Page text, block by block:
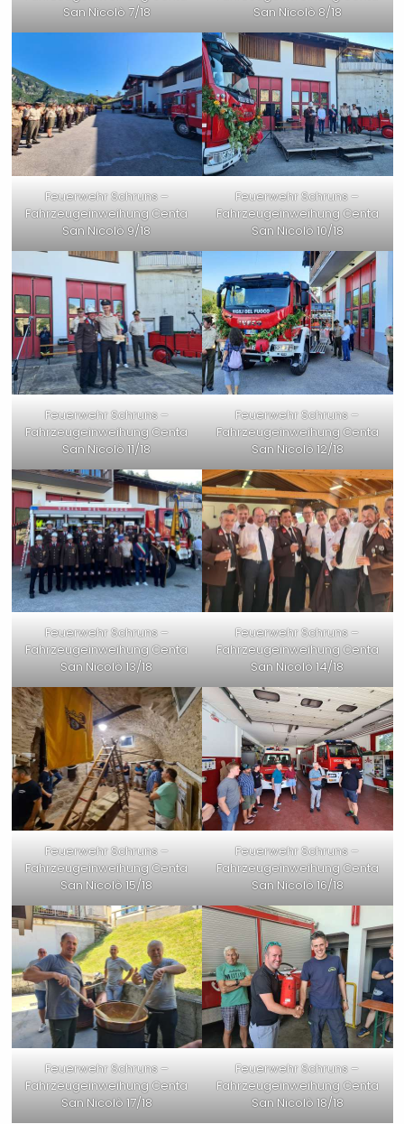
San Nicolò 7/18
San Nicolò 8/18
Feuerwehr Schruns –
Fahrzeugeinweihung Centa
San Nicolò 9/18
Feuerwehr Schruns –
Fahrzeugeinweihung Centa
San Nicolò 10/18
Feuerwehr Schruns –
Fahrzeugeinweihung Centa
San Nicolò 11/18
Feuerwehr Schruns –
Fahrzeugeinweihung Centa
San Nicolò 12/18
Feuerwehr Schruns –
Fahrzeugeinweihung Centa
San Nicolò 13/18
Feuerwehr Schruns –
Fahrzeugeinweihung Centa
San Nicolò 14/18
Feuerwehr Schruns –
Fahrzeugeinweihung Centa
San Nicolò 15/18
Feuerwehr Schruns –
Fahrzeugeinweihung Centa
San Nicolò 16/18
Feuerwehr Schruns –
Fahrzeugeinweihung Centa
San Nicolò 17/18
Feuerwehr Schruns –
Fahrzeugeinweihung Centa
San Nicolò 18/18